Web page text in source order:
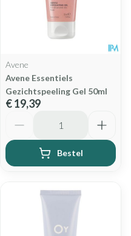
Avene
Avene Essentiels
Gezichtspeeling Gel 50ml
€ 19,39
Bestel